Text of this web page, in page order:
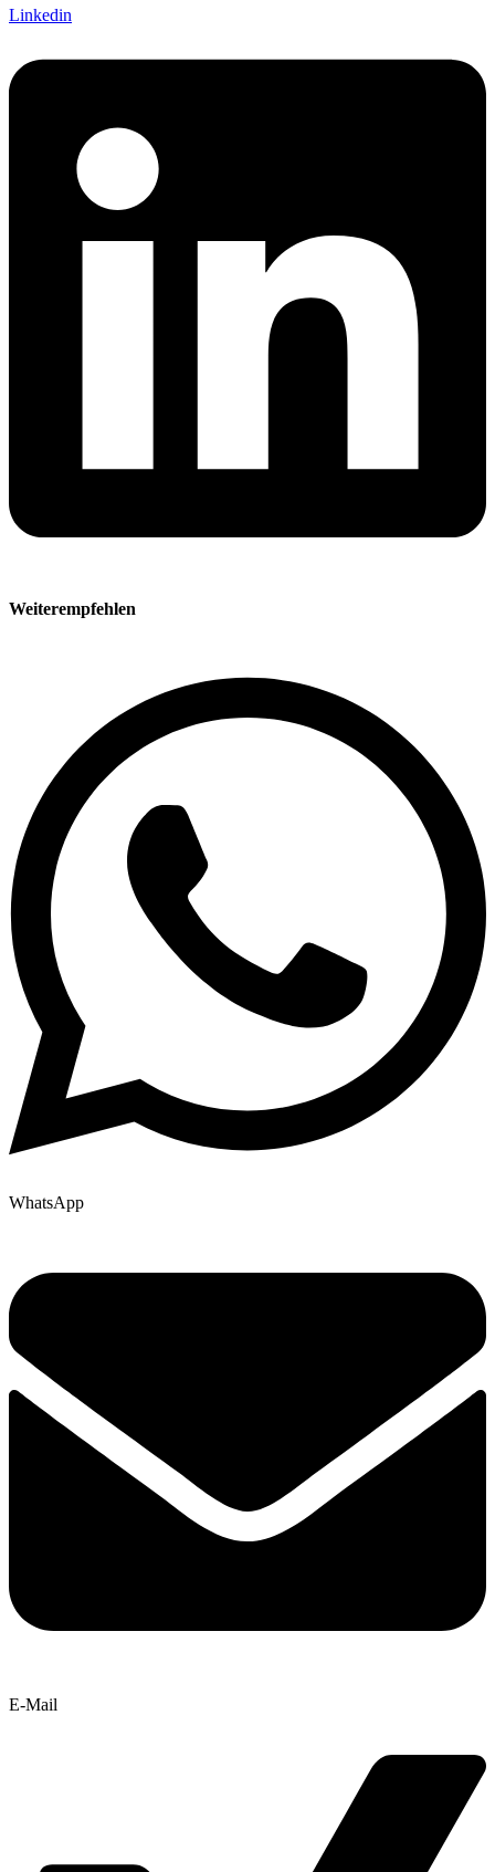
Linkedin
Weiterempfehlen
WhatsApp
E-Mail